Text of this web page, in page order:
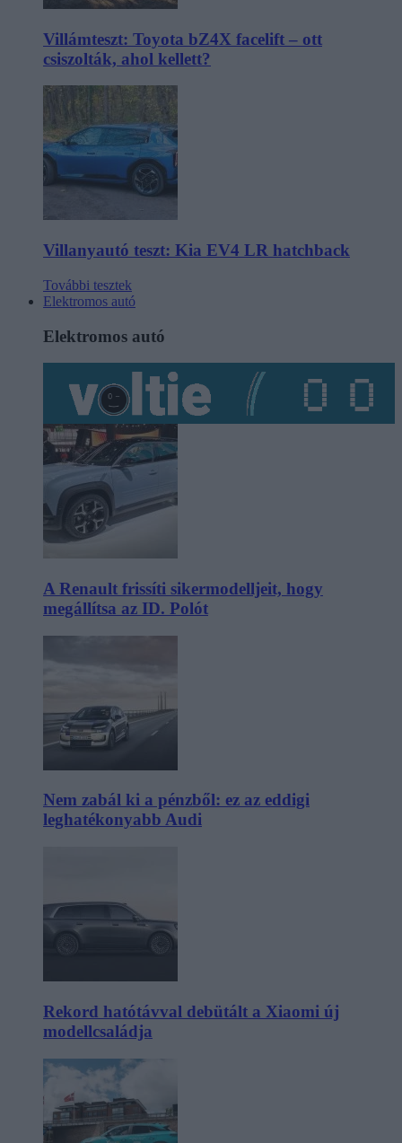
Villámteszt: Toyota bZ4X facelift – ott
csiszolták, ahol kellett?
Villanyautó teszt: Kia EV4 LR hatchback
További tesztek
Elektromos autó
Elektromos autó
A Renault frissíti sikermodelljeit, hogy
megállítsa az ID. Polót
Nem zabál ki a pénzből: ez az eddigi
leghatékonyabb Audi
Rekord hatótávval debütált a Xiaomi új
modellcsaládja